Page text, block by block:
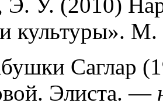
культуры».
Саглар
Элиста. —